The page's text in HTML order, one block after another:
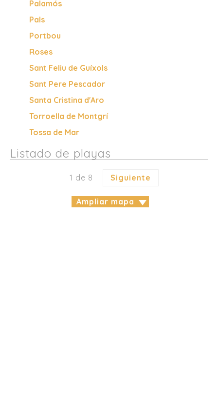
Palamós
Pals
Portbou
Roses
Sant Feliu de Guíxols
Sant Pere Pescador
Santa Cristina d'Aro
Torroella de Montgrí
Tossa de Mar
Listado de playas
1 de 8 Siguiente
Ampliar mapa